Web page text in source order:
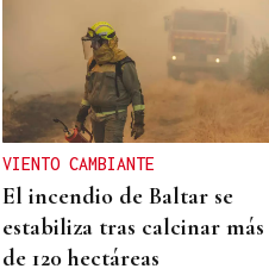
VIENTO CAMBIANTE
El incendio de Baltar se
estabiliza tras calcinar más
de 120 hectáreas